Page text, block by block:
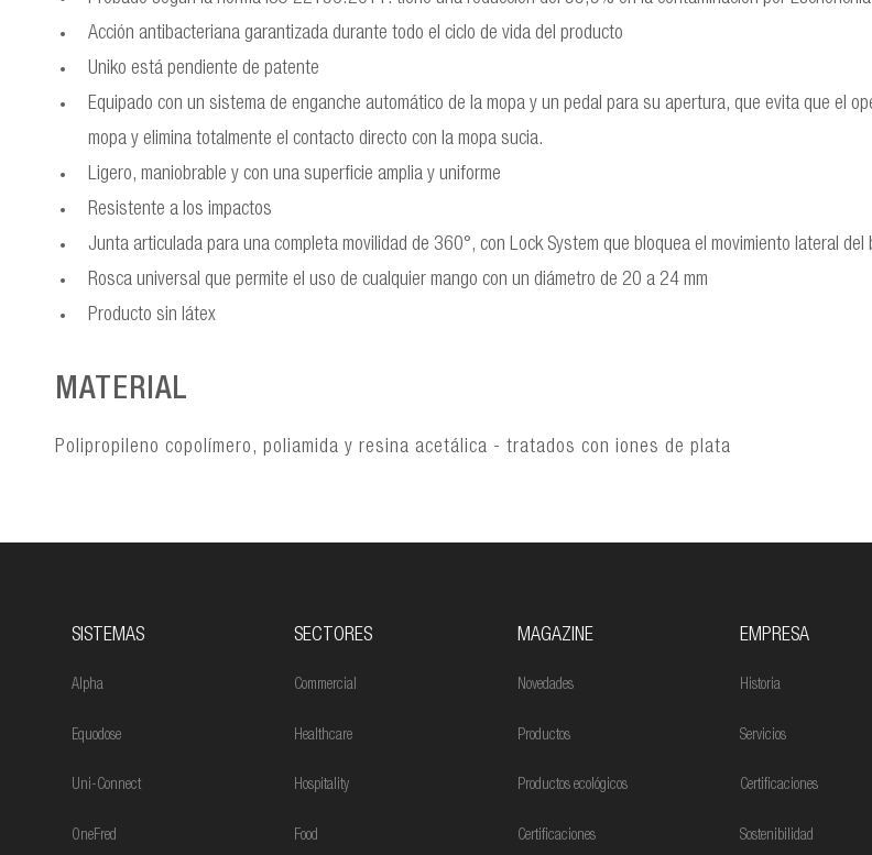
Acción antibacteriana garantizada durante todo el ciclo de vida del producto
Uniko está pendiente de patente
Equipado con un sistema de enganche automático de la mopa y un pedal para su apertura, que evita que el
mopa y elimina totalmente el contacto directo con la mopa sucia.
Ligero, maniobrable y con una superficie amplia y uniforme
Resistente a los impactos
Junta articulada para una completa movilidad de 360°, con Lock System que bloquea el movimiento lateral
Rosca universal que permite el uso de cualquier mango con un diámetro de 20 a 24 mm
Producto sin látex
MATERIAL
Polipropileno copolímero, poliamida y resina acetálica - tratados con iones de plata
SISTEMAS
Alpha
Equodose
Uni-Connect
OneFred
SECTORES
Commercial
Healthcare
Hospitality
Food
MAGAZINE
Novedades
Productos
Productos ecológicos
Certificaciones
EMPRESA
Historia
Servicios
Certificaciones
Sostenibilidad